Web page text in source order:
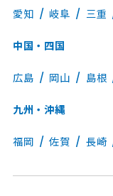
愛知 岐阜 三重
中国・四国
広島 岡山 島根
九州・沖縄
福岡 佐賀 長崎